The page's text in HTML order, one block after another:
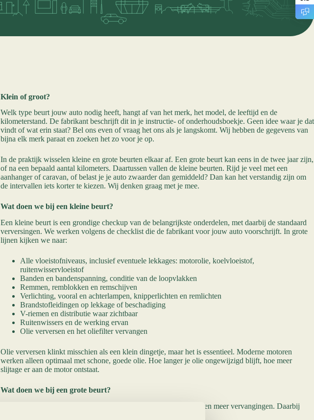
Klein of groot?
Welk type beurt jouw auto nodig heeft, hangt af van het merk, het model, de leeftijd en de
kilometerstand. De fabrikant beschrijft dit in je instructie- of onderhoudsboekje. Geen idee waar je dat
vindt of wat erin staat? Bel ons even of vraag het ons als je langskomt. Wij hebben de gegevens van
bijna elk merk paraat en zoeken het zo voor je op.
In de praktijk wisselen kleine en grote beurten elkaar af. Een grote beurt kan eens in de twee jaar zijn,
of na een bepaald aantal kilometers. Daartussen vallen de kleine beurten. Rijd je veel met een
aanhanger of caravan, of belast je je auto zwaarder dan gemiddeld? Dan kan het verstandig zijn om
de intervallen iets korter te kiezen. Wij denken graag met je mee.
Wat doen we bij een kleine beurt?
Een kleine beurt is een grondige checkup van de belangrijkste onderdelen, met daarbij de standaard
verversingen. We werken volgens de checklist die de fabrikant voor jouw auto voorschrijft. In grote
lijnen kijken we naar:
Alle vloeistofniveaus, inclusief eventuele lekkages: motorolie, koelvloeistof,
ruitenwisservloeistof
Banden en bandenspanning, conditie van de loopvlakken
Remmen, remblokken en remschijven
Verlichting, vooral en achterlampen, knipperlichten en remlichten
Brandstofleidingen op lekkage of beschadiging
V-riemen en distributie waar zichtbaar
Ruitenwissers en de werking ervan
Olie verversen en het oliefilter vervangen
Olie verversen klinkt misschien als een klein dingetje, maar het is essentieel. Moderne motoren
werken alleen optimaal met schone, goede olie. Hoe langer je olie ongewijzigd blijft, hoe meer
slijtage er aan de motor ontstaat.
Wat doen we bij een grote beurt?
Een grote beurt is alles van de kleine beurt, plus diepere controles en meer vervangingen. Daarbij